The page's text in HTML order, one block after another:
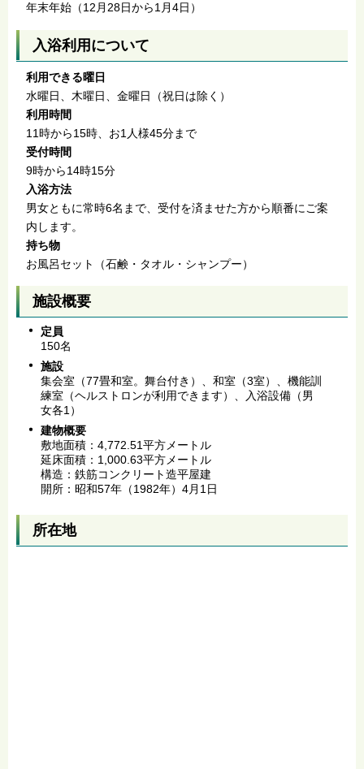
年末年始（12月28日から1月4日）
入浴利用について
利用できる曜日
水曜日、木曜日、金曜日（祝日は除く）
利用時間
11時から15時、お1人様45分まで
受付時間
9時から14時15分
入浴方法
男女ともに常時6名まで、受付を済ませた方から順番にご案
内します。
持ち物
お風呂セット（石鹸・タオル・シャンプー）
施設概要
定員
150名
施設
集会室（77畳和室。舞台付き）、和室（3室）、機能訓
練室（ヘルストロンが利用できます）、入浴設備（男
女各1）
建物概要
敷地面積：4,772.51平方メートル
延床面積：1,000.63平方メートル
構造：鉄筋コンクリート造平屋建
開所：昭和57年（1982年）4月1日
所在地